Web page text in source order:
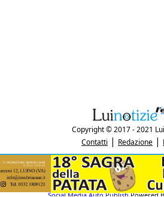
Copyright © 2017 - 2021
Contatti | Redazione |
"Luinonotizie.it è una testata giornalistica
tribunale di Varese al n. 5/2017
P.IVA:
Social Media Auto PublishPowered